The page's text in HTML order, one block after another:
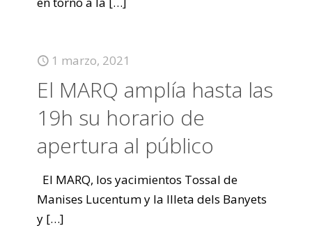
1 marzo, 2021
El MARQ amplía hasta las
19h su horario de
apertura al público
El MARQ, los yacimientos Tossal de
Manises Lucentum y la Illeta dels Banyets
y […]